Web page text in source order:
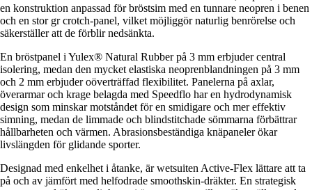
en konstruktion anpassad för bröstsim med en tunnare neopren i benen
och en stor gr crotch-panel, vilket möjliggör naturlig benrörelse och
säkerställer att de förblir nedsänkta.
En bröstpanel i Yulex® Natural Rubber på 3 mm erbjuder central
isolering, medan den mycket elastiska neoprenblandningen på 3 mm
och 2 mm erbjuder oöverträffad flexibilitet. Panelerna på axlar,
överarmar och krage belagda med Speedflo har en hydrodynamisk
design som minskar motståndet för en smidigare och mer effektiv
simning, medan de limmade och blindstitchade sömmarna förbättrar
hållbarheten och värmen. Abrasionsbeständiga knäpaneler ökar
livslängden för glidande sporter.
Designad med enkelhet i åtanke, är wetsuiten Active-Flex lättare att ta
på och av jämfört med helfodrade smoothskin-dräkter. En strategisk